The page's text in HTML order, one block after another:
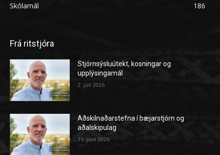
Skólamál
186
Frá ritstjóra
Stjórnsýsluútekt, kosningar og
upplýsingamál
2. júlí 2026
Aðskilnaðarstefna í bæjarstjórn og
aðalskipulag
11. júní 2026